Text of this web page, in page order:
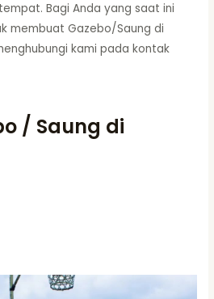
Bagi Anda yang saat ini
membuat Gazebo/Saung di
kami pada kontak
/ Saung di